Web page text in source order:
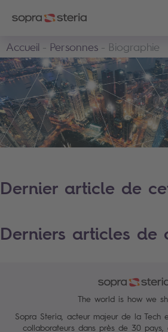
Accueil
Personnes Biographie
Dernier article de
Derniers articles de
The world is how we
Sopra Steria, acteur majeur de la Tech
collaborateurs dans près de 30 pays,